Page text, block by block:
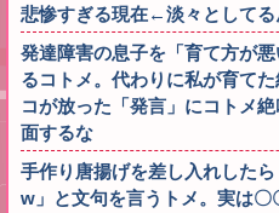
悲惨すぎる現在←淡々として
発達障害の息子を「育て方が
るコトメ。代わりに私が育て
コが放った「発言」にコトメ
面するな
手作り唐揚げを差し入れした
w」と文句を言うトメ。実は〇